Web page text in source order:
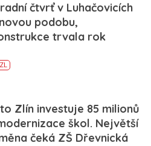
čtvrť v Luhačovicích
podobu,
trvala rok
ZL
Zlín investuje 85 milionů
škol. Největší
čeká ZŠ Dřevnická